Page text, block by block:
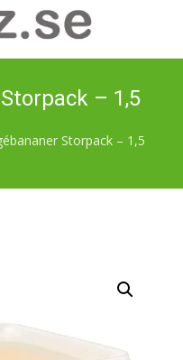
– 1,5
Storpack – 1,5